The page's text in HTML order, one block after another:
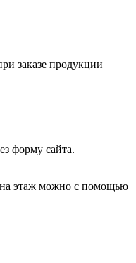
заказе продукции
форму сайта.
на этаж можно с помощью